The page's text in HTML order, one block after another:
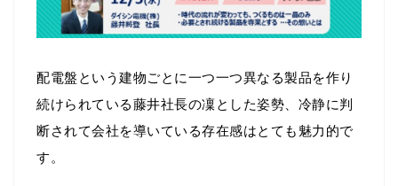
配電盤という建物ごとに一つ一つ異なる製品を作り
続けられている藤井社長の凜とした姿勢、冷静に判
断されて会社を導いている存在感はとても魅力的で
す。